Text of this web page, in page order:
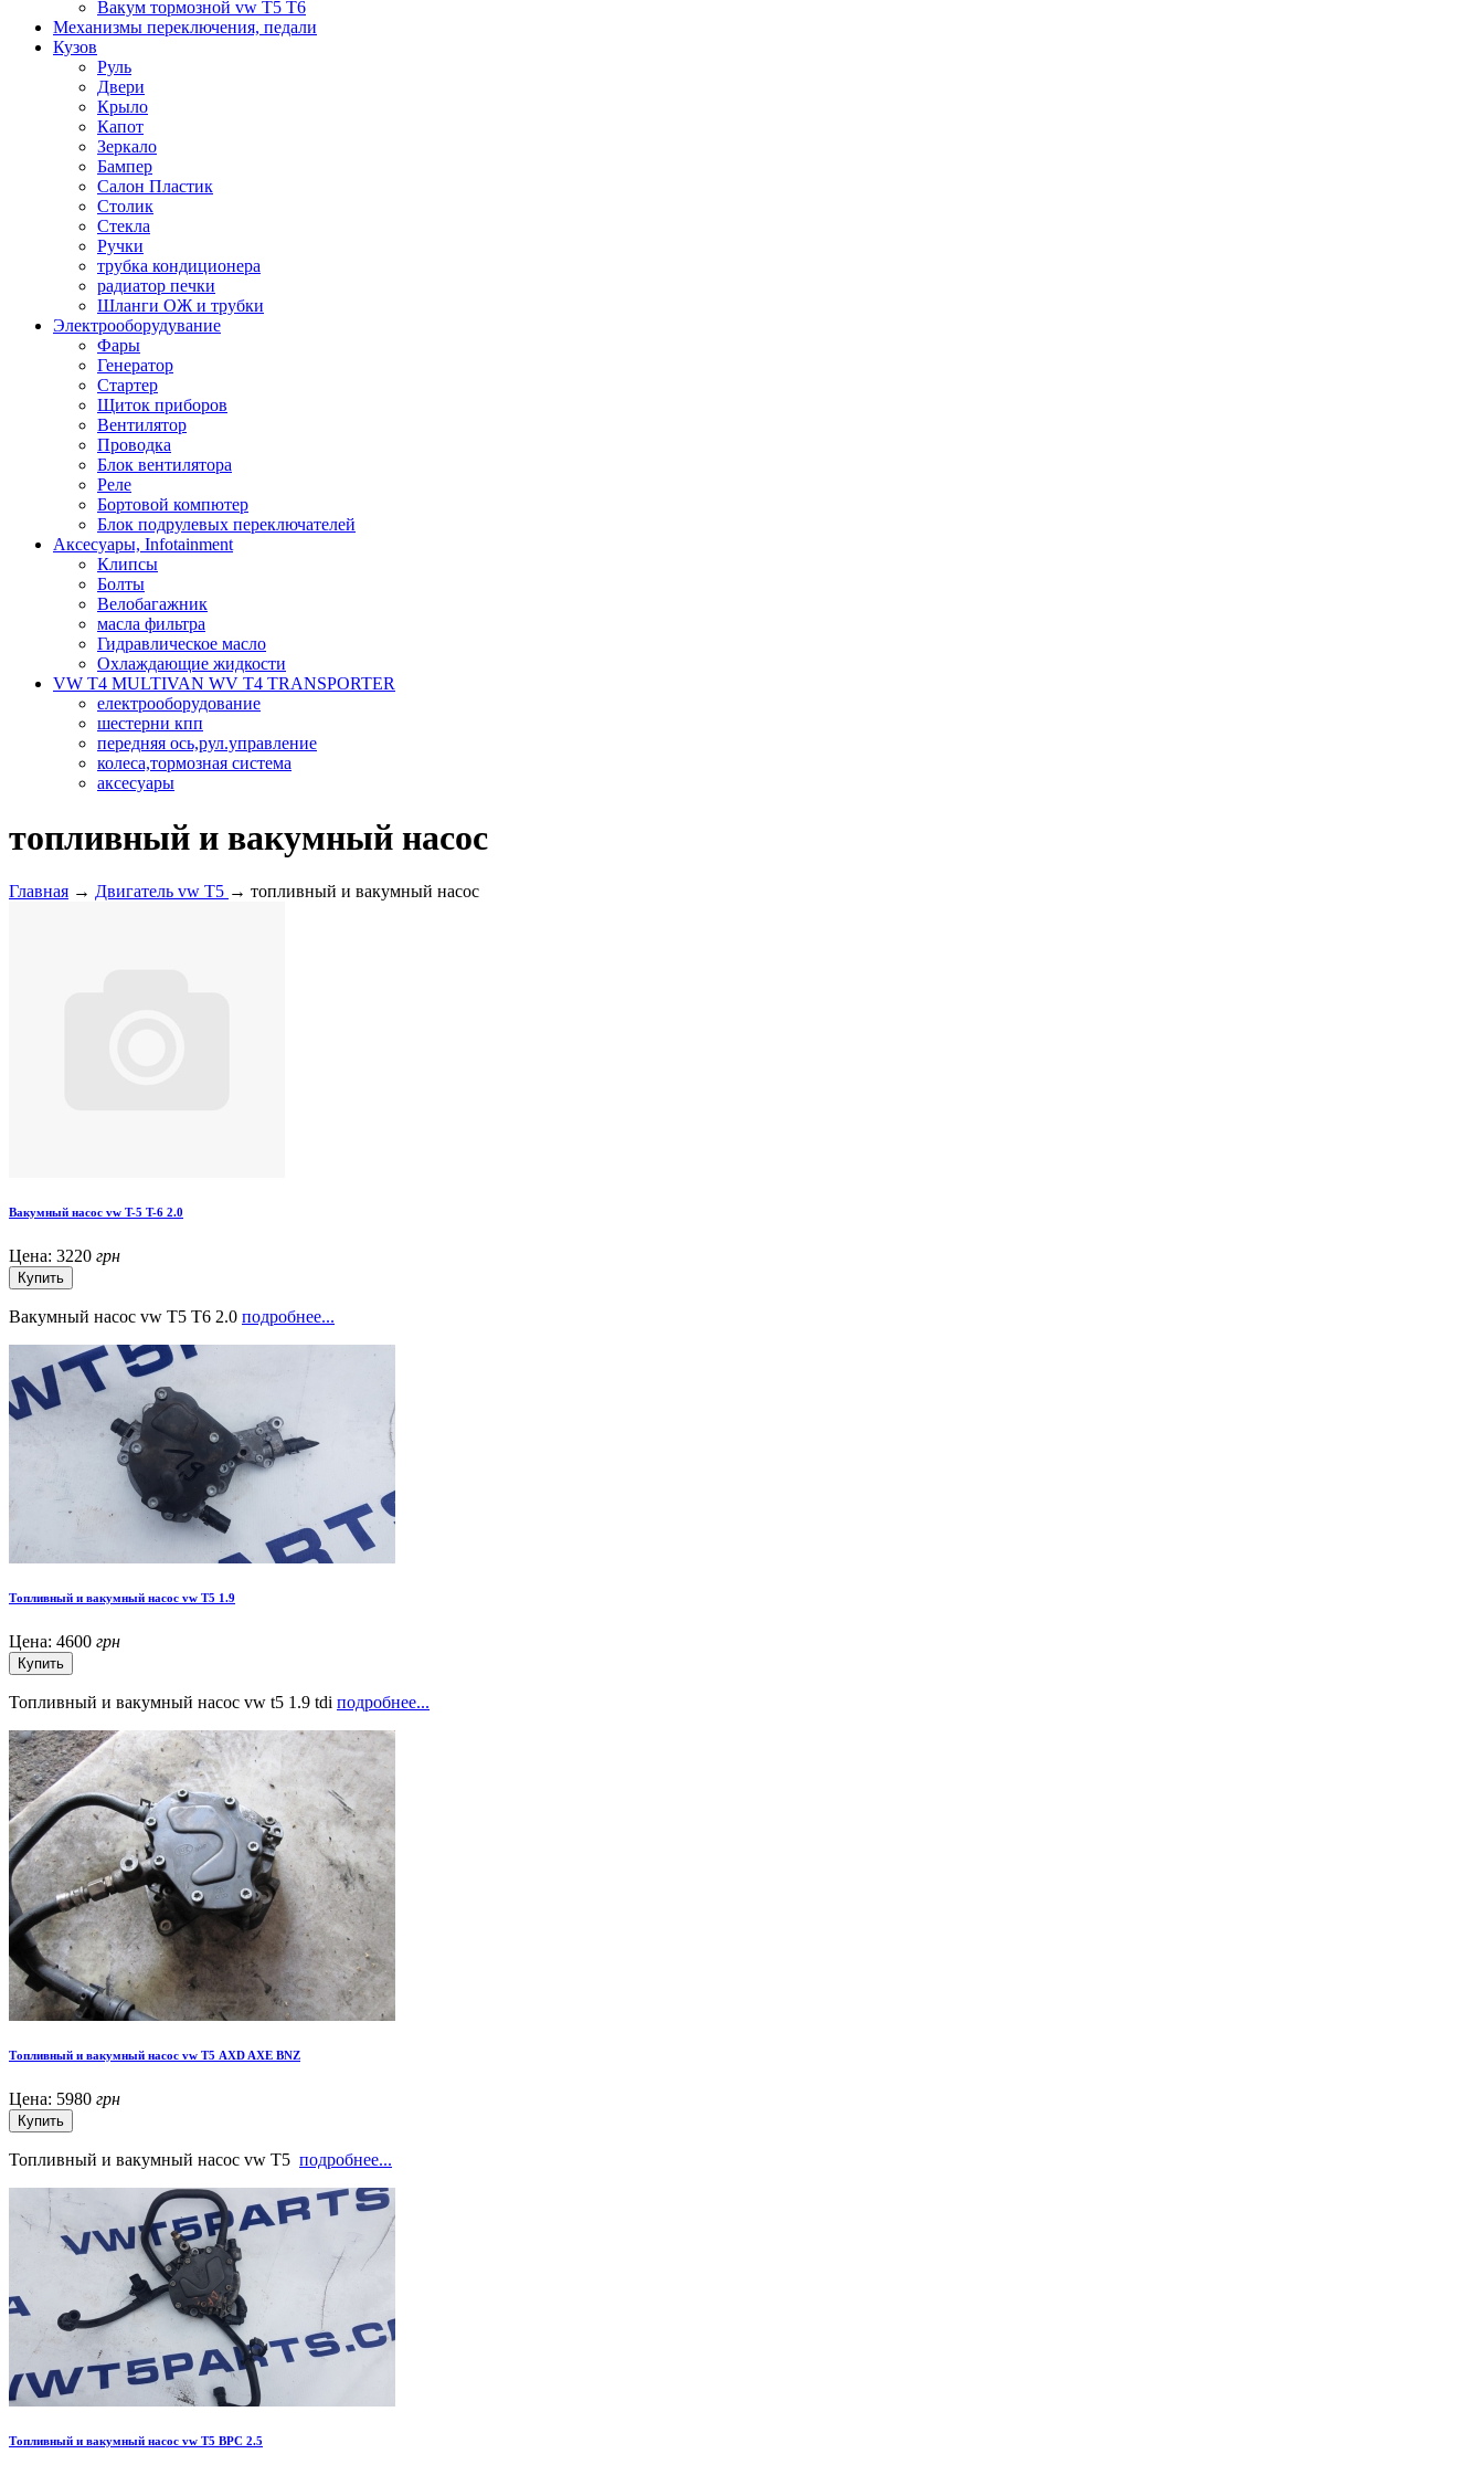
Вакум тормозной vw T5 T6
Механизмы переключения, педали
Кузов
Руль
Двери
Крыло
Капот
Зеркало
Бампер
Салон Пластик
Столик
Стекла
Ручки
трубка кондиционера
радиатор печки
Шланги ОЖ и трубки
Электрооборудувание
Фары
Генератор
Стартер
Щиток приборов
Вентилятор
Проводка
Блок вентилятора
Реле
Бортовой компютер
Блок подрулевых переключателей
Аксесуары, Infotainment
Клипсы
Болты
Велобагажник
масла фильтра
Гидравлическое масло
Охлаждающие жидкости
VW T4 MULTIVAN WV T4 TRANSPORTER
електрооборудование
шестерни кпп
передняя ось,рул.управление
колеса,тормозная система
аксесуары
топливный и вакумный насос
Главная → Двигатель vw T5 → топливный и вакумный насос
Вакумный насос vw T-5 T-6 2.0
Цена: 3220 грн
Вакумный насос vw T5 T6 2.0 подробнее...
Топливный и вакумный насос vw T5 1.9
Цена: 4600 грн
Топливный и вакумный насос vw t5 1.9 tdi подробнее...
Топливный и вакумный насос vw Т5 AXD AXE BNZ
Цена: 5980 грн
Топливный и вакумный насос vw T5 подробнее...
Топливный и вакумный насос vw T5 BPC 2.5